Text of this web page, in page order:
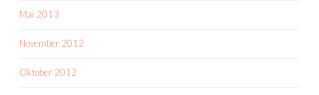
Mai 2013
November 2012
Oktober 2012